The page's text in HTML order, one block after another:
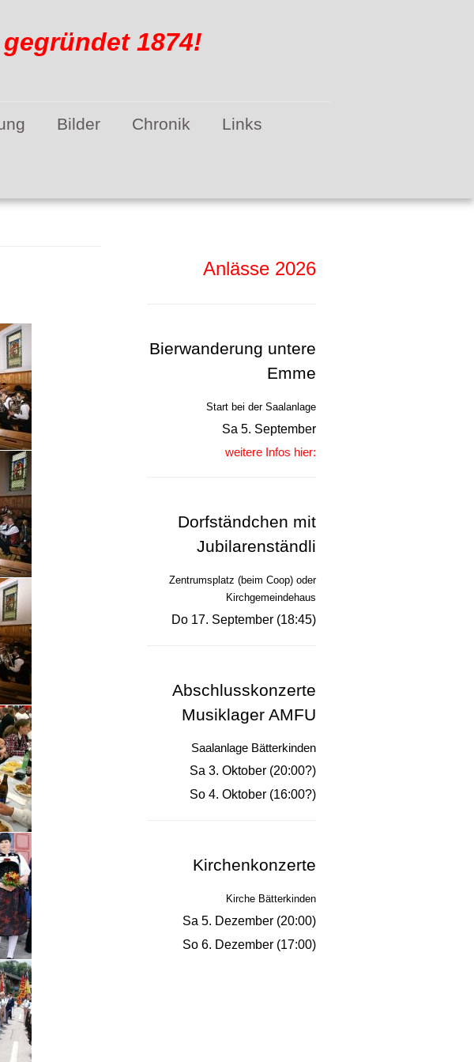
1874!
Bilder Chronik Links
Anlässe 2026
Bierwanderung untere
Emme
Start bei der Saalanlage
Sa 5. September
weitere Infos hier:
Dorfständchen mit
Jubilarenständli
Zentrumsplatz (beim Coop) oder
Kirchgemeindehaus
Do 17. September (18:45)
Abschlusskonzerte
Musiklager AMFU
Saalanlage Bätterkinden
Sa 3. Oktober (20:00?)
So 4. Oktober (16:00?)
Kirchenkonzerte
Kirche Bätterkinden
Sa 5. Dezember (20:00)
So 6. Dezember (17:00)